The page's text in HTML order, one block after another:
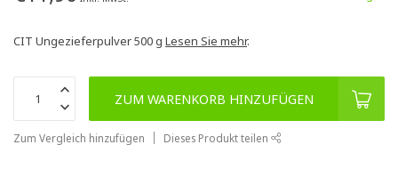
CIT Ungezieferpulver 500 g Lesen Sie mehr.
ZUM WARENKORB HINZUFÜGEN
Zum Vergleich hinzufügen Dieses Produkt teilen